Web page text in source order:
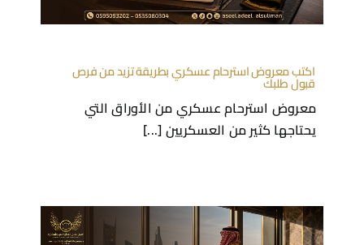
اكتب معروض استرحام عسكري بطريقة تزيد من فرص
قبول طلبك
معروض استرحام عسكري من الأوراق التي
يحتاجها كثير من العسكريين [...]